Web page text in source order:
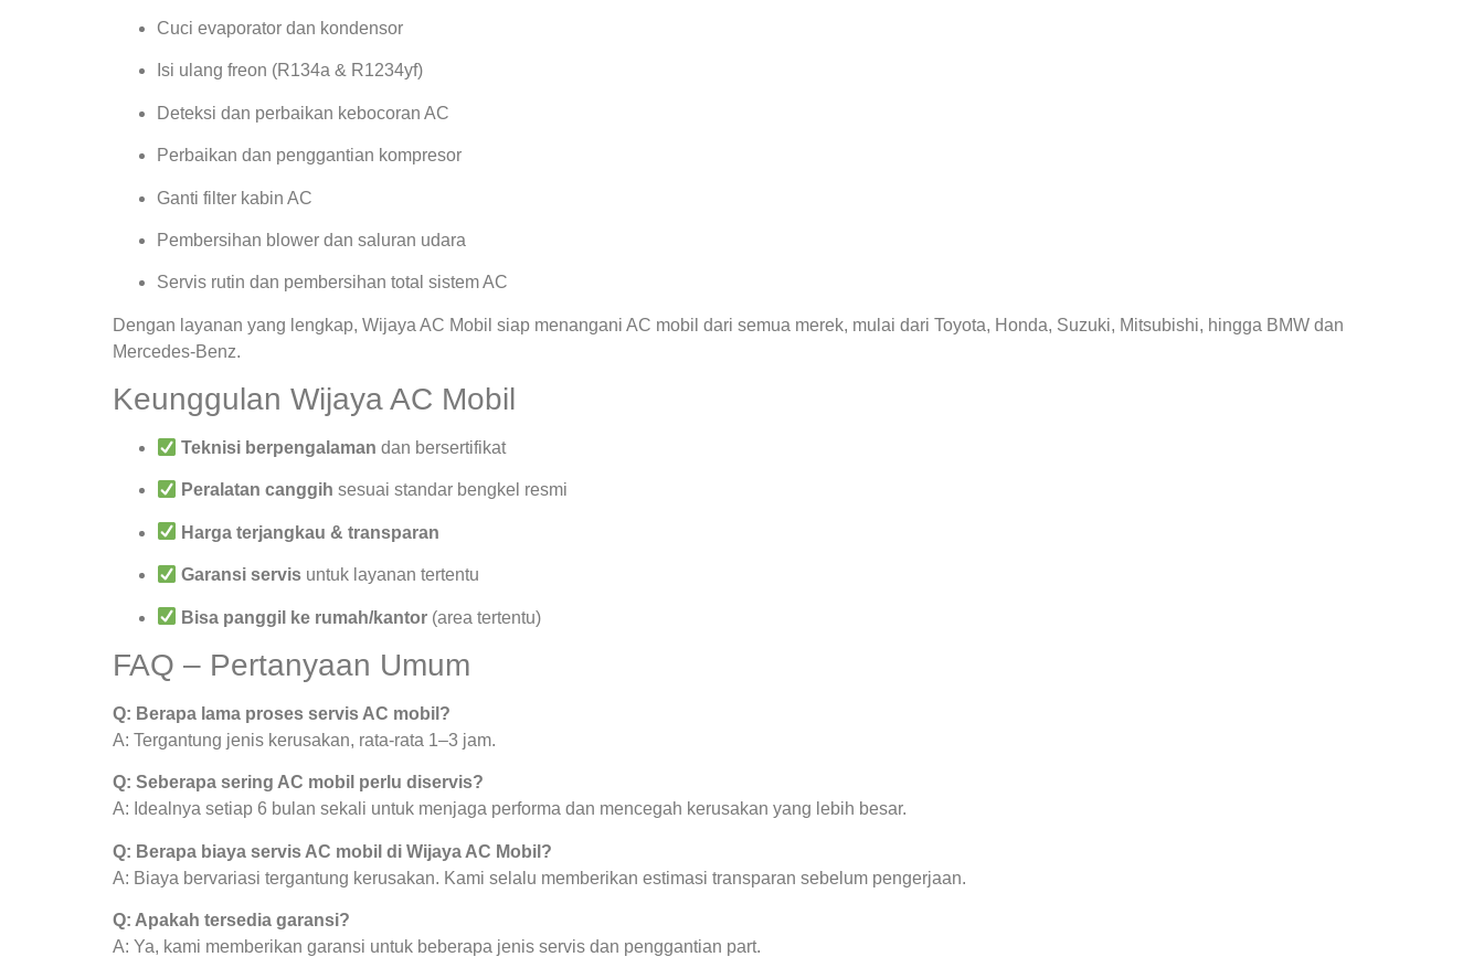
Cuci evaporator dan kondensor
Isi ulang freon (R134a & R1234yf)
Deteksi dan perbaikan kebocoran AC
Perbaikan dan penggantian kompresor
Ganti filter kabin AC
Pembersihan blower dan saluran udara
Servis rutin dan pembersihan total sistem AC
Dengan layanan yang lengkap, Wijaya AC Mobil siap menangani AC mobil dari semua merek, mulai dari Toyota, Honda, Suzuki, Mitsubishi, hingga BMW dan
Mercedes-Benz.
Keunggulan Wijaya AC Mobil
Teknisi berpengalaman dan bersertifikat
Peralatan canggih sesuai standar bengkel resmi
Harga terjangkau & transparan
Garansi servis untuk layanan tertentu
Bisa panggil ke rumah/kantor (area tertentu)
FAQ – Pertanyaan Umum
Q: Berapa lama proses servis AC mobil?
A: Tergantung jenis kerusakan, rata-rata 1–3 jam.
Q: Seberapa sering AC mobil perlu diservis?
A: Idealnya setiap 6 bulan sekali untuk menjaga performa dan mencegah kerusakan yang lebih besar.
Q: Berapa biaya servis AC mobil di Wijaya AC Mobil?
A: Biaya bervariasi tergantung kerusakan. Kami selalu memberikan estimasi transparan sebelum pengerjaan.
Q: Apakah tersedia garansi?
A: Ya, kami memberikan garansi untuk beberapa jenis servis dan penggantian part.